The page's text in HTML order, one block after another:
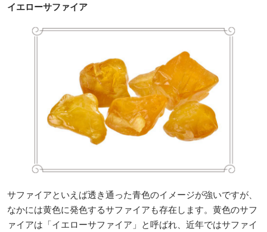
イエローサファイア
サファイアといえば透き通った青色のイメージが強いですが、
なかには黄色に発色するサファイアも存在します。黄色のサフ
ァイアは「イエローサファイア」と呼ばれ、近年ではサファイ